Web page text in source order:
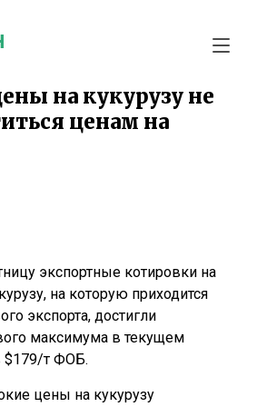
на кукурузу не
ценам на
экспортные котировки на
на которую приходится
экспорта, достигли
максимума в текущем
$179/т ФОБ.
цены на кукурузу